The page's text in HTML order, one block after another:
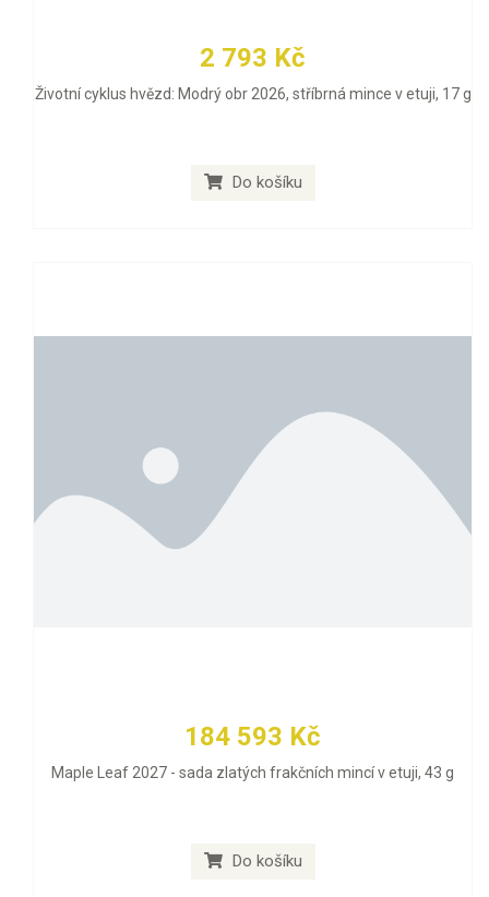
2 793 Kč
Životní cyklus hvězd: Modrý obr 2026, stříbrná mince v etuji, 17 g
Do košíku
184 593 Kč
Maple Leaf 2027 - sada zlatých frakčních mincí v etuji, 43 g
Do košíku